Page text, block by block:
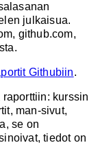
julkaisua.
github.com,
Githubiin.
kurssin
man-sivut,
se on
tiedot on